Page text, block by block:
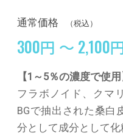
通常価格 （税込）
300円 ～ 2,100
【1～5％の濃度で使用
フラボノイド、クマ
BGで抽出された桑白
分として成分として